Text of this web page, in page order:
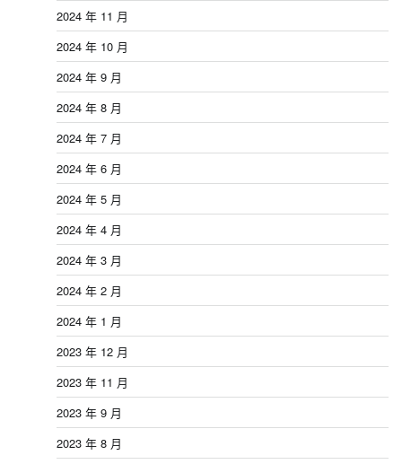
2024 年 11 月
2024 年 10 月
2024 年 9 月
2024 年 8 月
2024 年 7 月
2024 年 6 月
2024 年 5 月
2024 年 4 月
2024 年 3 月
2024 年 2 月
2024 年 1 月
2023 年 12 月
2023 年 11 月
2023 年 9 月
2023 年 8 月